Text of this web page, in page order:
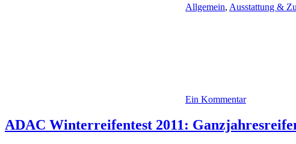
Allgemein, Ausstattung &
Ein Kommentar
ADAC Winterreifentest 2011: